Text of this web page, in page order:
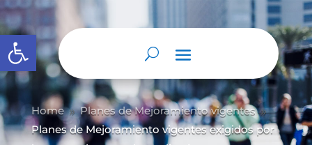
Abrir barra de herramientas
Home 9 Planes de Mejoramiento vigentes 9
Planes de Mejoramiento vigentes exigidos por